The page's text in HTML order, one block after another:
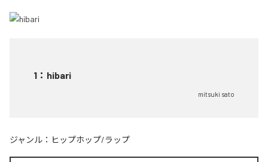
1 ： hibari
mitsuki sato
ジャンル： ヒップホップ/ラップ